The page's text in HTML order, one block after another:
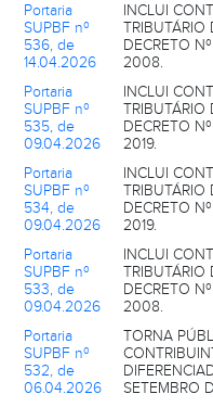
Portaria
SUPBF nº
536, de
14.04.2026
INCLUI
TRIBUTÁRIO
DECRETO
2008.
Portaria
SUPBF nº
535, de
09.04.2026
INCLUI
TRIBUTÁRIO
DECRETO
2019.
Portaria
SUPBF nº
534, de
09.04.2026
INCLUI
TRIBUTÁRIO
DECRETO
2019.
Portaria
SUPBF nº
533, de
09.04.2026
INCLUI
TRIBUTÁRIO
DECRETO
2008.
Portaria
SUPBF nº
532, de
06.04.2026
TORNA
SETEMBRO